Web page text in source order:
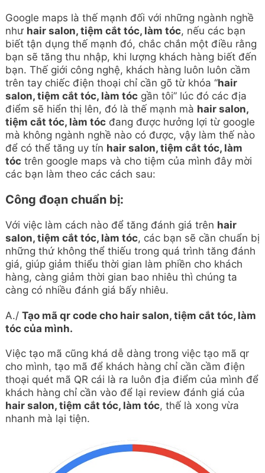
Google maps là thế mạnh đối với những ngành nghề
như hair salon, tiệm cắt tóc, làm tóc, nếu các bạn
biết tận dụng thế mạnh đó, chắc chắn một điều rằng
bạn sẽ tăng thu nhập, khi lượng khách hàng biết đến
bạn. Thế giới công nghệ, khách hàng luôn luôn cầm
trên tay chiếc điện thoại chỉ cần gõ từ khóa “hair
salon, tiệm cắt tóc, làm tóc gần tôi” lúc đó các địa
điểm sẽ hiển thị lên, đó là thế mạnh mà hair salon,
tiệm cắt tóc, làm tóc đang được hưởng lợi từ google
mà không ngành nghề nào có được, vậy làm thế nào
để có thể tăng uy tín hair salon, tiệm cắt tóc, làm
tóc trên google maps và cho tiệm của mình đây mời
các bạn làm theo các cách sau:
Công đoạn chuẩn bị:
Với việc làm cách nào để tăng đánh giá trên hair
salon, tiệm cắt tóc, làm tóc, các bạn sẽ cần chuẩn bị
những thứ không thể thiếu trong quá trình tăng đánh
giá, giúp giảm thiểu thời gian làm phiền cho khách
hàng, càng giảm thời gian bao nhiêu thì chúng ta
càng có nhiều đánh giá bấy nhiêu.
A./ Tạo mã qr code cho hair salon, tiệm cắt tóc, làm
tóc của mình.
Việc tạo mã cũng khá dễ dàng trong việc tạo mã qr
cho mình, tạo mã để khách hàng chỉ cần cầm điện
thoại quét mã QR cái là ra luôn địa điểm của mình để
khách hàng chỉ cần vào để lại review đánh giá của
hair salon, tiệm cắt tóc, làm tóc, thế là xong vừa
nhanh mà lại tiện.